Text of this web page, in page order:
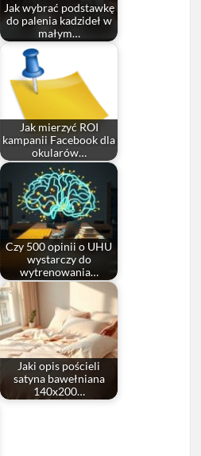
Jak wybrać podstawkę
do palenia kadzideł w
małym…
Jak mierzyć ROI
kampanii Facebook dla
okularów…
Czy 500 opinii o UHU
wystarczy do
wytrenowania…
Jaki opis pościeli
satyna bawełniana
140x200…